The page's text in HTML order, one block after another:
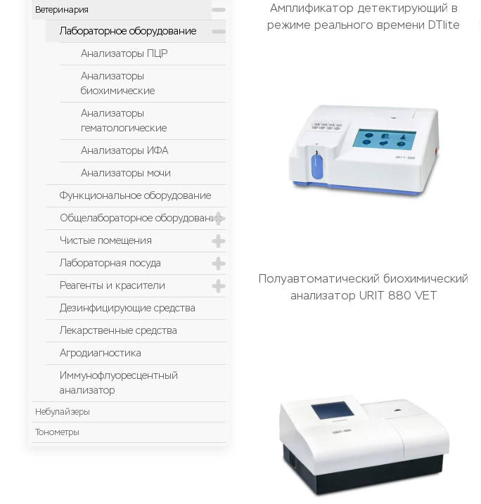
Ветеринария
Лабораторное оборудование
Анализаторы ПЦР
Анализаторы
биохимические
Анализаторы
гематологические
Анализаторы ИФА
Анализаторы мочи
Функциональное оборудование
Общелабораторное оборудование
Чистые помещения
Лабораторная посуда
Реагенты и красители
Дезинфицирующие средства
Лекарственные средства
Агродиагностика
Иммунофлуоресцентный
анализатор
Небулайзеры
Тонометры
Амплификатор детектирующий в
режиме реального времени DTlite
Полуавтоматический биохимический
анализатор URIT 880 VET